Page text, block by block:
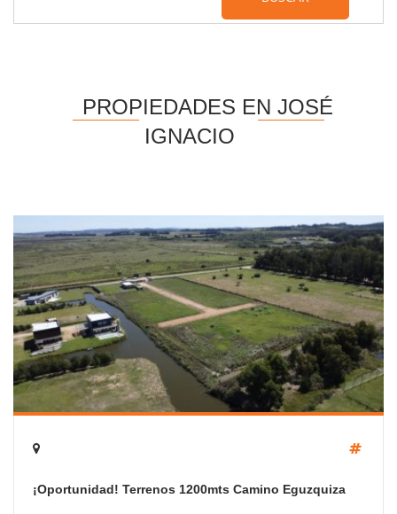
PROPIEDADES EN JOSÉ
IGNACIO
¡Oportunidad! Terrenos 1200mts Camino Eguzquiza